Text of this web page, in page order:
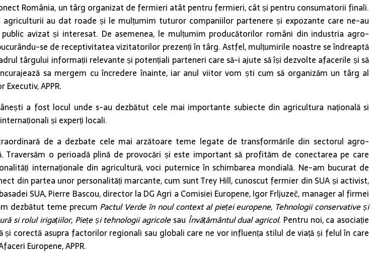
România, un târg organizat de fermieri atât pentru fermieri, cât și pentru consumatorii finali.
au dat roade și le mulțumim tuturor companiilor partenere și expozante care ne-au
avizat și interesat. De asemenea, le mulțumim producătorilor români din industria agro-
se de receptivitatea vizitatorilor prezenți în târg. Astfel, mulțumirile noastre se îndreaptă
târgului informații relevante și potențiali parteneri care să-i ajute să își dezvolte afacerile și să
sa mergem cu încredere înainte, iar anul viitor vom ști cum să organizăm un târg al
APPR.
a fost locul unde s-au dezbătut cele mai importante subiecte din agricultura națională si
și experți locali.
de a dezbate cele mai arzătoare teme legate de transformările din sectorul agro-
o perioadă plină de provocări și este important să profităm de conectarea pe care
internaționale din agricultură, voci puternice în schimbarea mondială. Ne-am bucurat de
din partea unor personalități marcante, cum sunt Trey Hill, cunoscut fermier din SUA și activist,
SUA, Pierre Bascou, director la DG Agri a Comisiei Europene, Igor Frljuzeč, manager al firmei
dezbătut teme precum Pactul Verde în noul context al pieței europene, Tehnologii conservative și
si rolul irigațiilor, Piețe și tehnologii agricolesau Învățământul dual agricol. Pentru noi, ca asociație
corectă asupra factorilor regionali sau globali care ne vor influența stilul de viață și felul în care
Europene, APPR.